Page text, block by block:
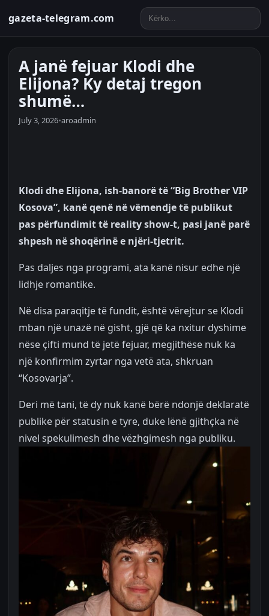
gazeta-telegram.com
A janë fejuar Klodi dhe
Elijona? Ky detaj tregon
shumë…
July 3, 2026•aroadmin
Klodi dhe Elijona, ish-banorë të “Big Brother VIP
Kosova”, kanë qenë në vëmendje të publikut
pas përfundimit të reality show-t, pasi janë parë
shpesh në shoqërinë e njëri-tjetrit.
Pas daljes nga programi, ata kanë nisur edhe një
lidhje romantike.
Në disa paraqitje të fundit, është vërejtur se Klodi
mban një unazë në gisht, gjë që ka nxitur dyshime
nëse çifti mund të jetë fejuar, megjithëse nuk ka
një konfirmim zyrtar nga vetë ata, shkruan
“Kosovarja”.
Deri më tani, të dy nuk kanë bërë ndonjë deklaratë
publike për statusin e tyre, duke lënë gjithçka në
nivel spekulimesh dhe vëzhgimesh nga publiku.